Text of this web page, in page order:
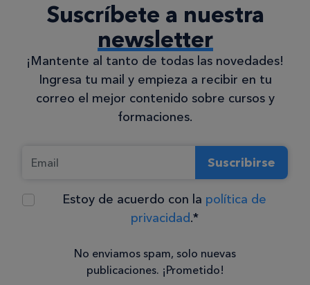
Suscríbete a nuestra
newsletter
¡Mantente al tanto de todas las novedades!
Ingresa tu mail y empieza a recibir en tu
correo el mejor contenido sobre cursos y
formaciones.
Suscribirse
Estoy de acuerdo con la política de
privacidad.*
Consentimiento
No enviamos spam, solo nuevas
publicaciones. ¡Prometido!